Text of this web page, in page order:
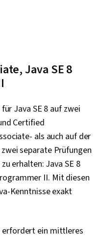
Java SE 8
Java SE 8 auf zwei
Certified
als auch auf der
separate Prüfungen
erhalten: Java SE 8
II. Mit diesen
Kenntnisse exakt
erfordert ein mittleres